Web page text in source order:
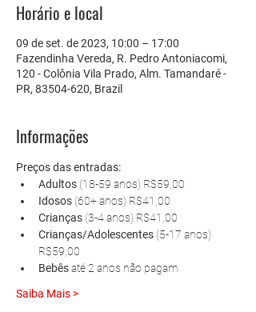
Horário e local
09 de set. de 2023, 10:00 – 17:00
Fazendinha Vereda, R. Pedro Antoniacomi,
120 - Colônia Vila Prado, Alm. Tamandaré -
PR, 83504-620, Brazil
Informações
Preços das entradas:
Adultos (18-59 anos) R$59,00
Idosos (60+ anos) R$41,00
Crianças (3-4 anos) R$41,00
Crianças/Adolescentes (5-17 anos)
R$59,00
Bebês até 2 anos não pagam
Saiba Mais >